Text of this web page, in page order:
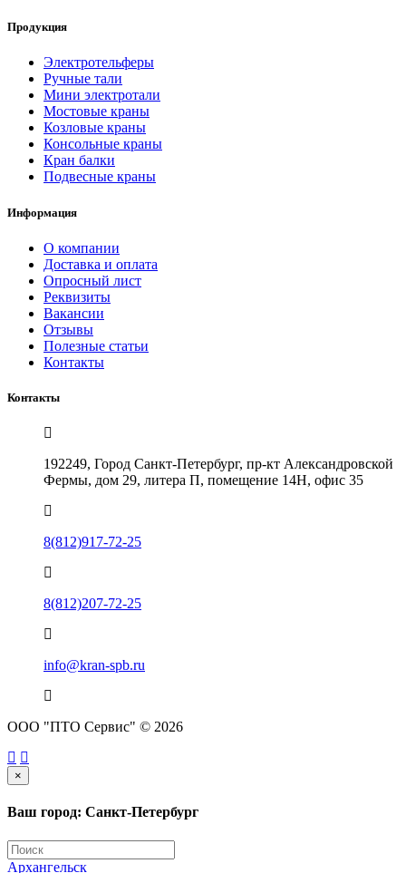
Продукция
Электротельферы
Ручные тали
Мини электротали
Мостовые краны
Козловые краны
Консольные краны
Кран балки
Подвесные краны
Информация
О компании
Доставка и оплата
Опросный лист
Реквизиты
Вакансии
Отзывы
Полезные статьи
Контакты
Контакты
192249, Город Санкт-Петербург, пр-кт Александровской
Фермы, дом 29, литера П, помещение 14Н, офис 35
8(812)917-72-25
8(812)207-72-25
info@kran-spb.ru
ООО "ПТО Сервис" © 2026
×
Ваш город: Санкт-Петербург
Архангельск